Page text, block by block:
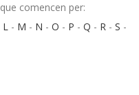
comencen per:
L - M - N - O - P - Q - R - S -